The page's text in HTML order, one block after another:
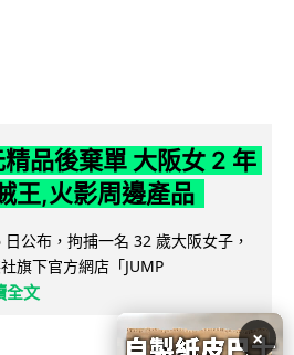
品後棄單 大阪女 2 年
王,火影周邊產品
公布，拘捕一名 32 歲大阪女子，
旗下官方網店「JUMP
全文
×